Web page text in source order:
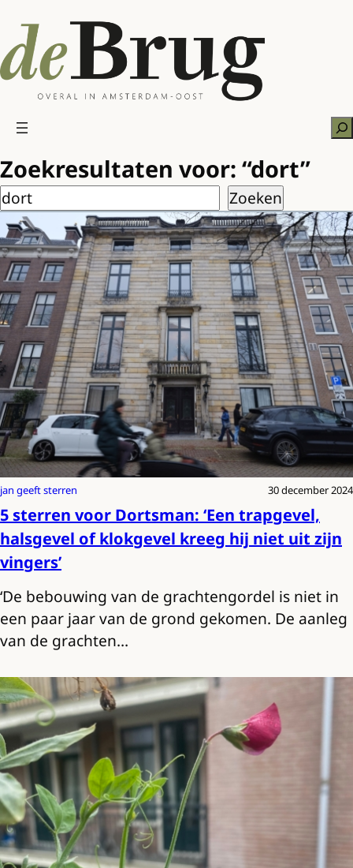
naar
de
inhoud
Zoekresultaten voor: “dort”
Zoeken Zoeken
jan geeft sterren 30 december 2024
5 sterren voor Dortsman: ‘Een trapgevel,
halsgevel of klokgevel kreeg hij niet uit zijn
vingers’
‘De bebouwing van de grachtengordel is niet in
een paar jaar van de grond gekomen. De aanleg
van de grachten…